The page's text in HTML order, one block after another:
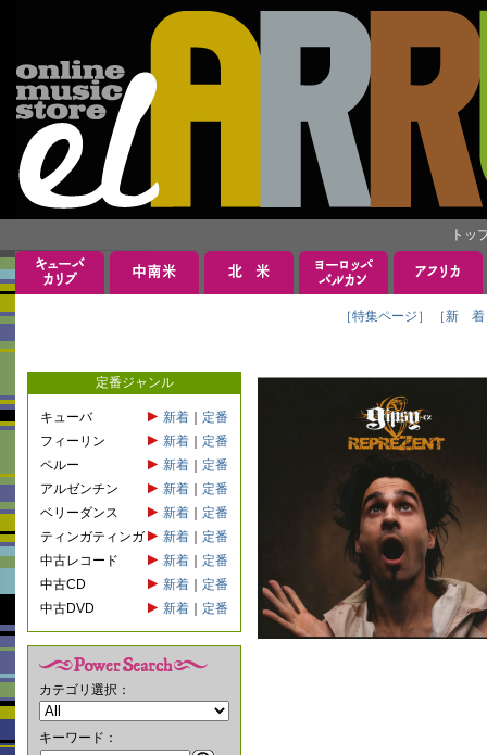
トッ
［特集ページ］ ［新 着
定番ジャンル
キューバ 新着
定番
フィーリン
新着
定番
ペルー
新着
定番
アルゼンチン
新着
定番
ベリーダンス
新着
定番
ティンガティンガ
新着
定番
中古レコード
新着
定番
中古CD
新着
定番
中古DVD
新着 定番
カテゴリ選択：
キーワード：